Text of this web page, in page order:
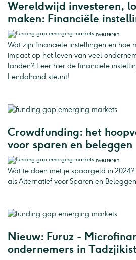
Wereldwijd investeren,
maken: Financiële
Investeren
Wat zijn financiële instellingen en hoe
impact op het leven van veel
landen? Leer hier de financiële
Lendahand steunt!
Crowdfunding: het
voor sparen en beleggen
Investeren
Wat te doen met je spaargeld in
als Alternatief voor Sparen en Beleggen
Nieuw: Furuz -
ondernemers in